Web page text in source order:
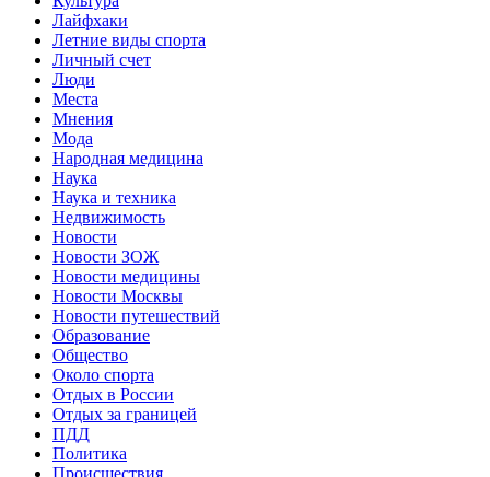
Лайфхаки
Летние виды спорта
Личный счет
Люди
Места
Мнения
Мода
Народная медицина
Наука
Наука и техника
Недвижимость
Новости
Новости ЗОЖ
Новости медицины
Новости Москвы
Новости путешествий
Образование
Общество
Около спорта
Отдых в России
Отдых за границей
ПДД
Политика
Происшествия